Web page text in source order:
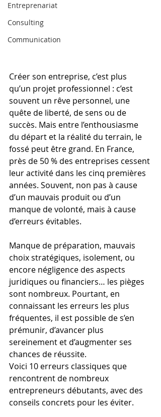
Entreprenariat
Consulting
Communication
Créer son entreprise, c’est plus
qu’un projet professionnel : c’est
souvent un rêve personnel, une
quête de liberté, de sens ou de
succès. Mais entre l’enthousiasme
du départ et la réalité du terrain, le
fossé peut être grand. En France,
près de 50 % des entreprises cessent
leur activité dans les cinq premières
années. Souvent, non pas à cause
d’un mauvais produit ou d’un
manque de volonté, mais à cause
d’erreurs évitables.
Manque de préparation, mauvais
choix stratégiques, isolement, ou
encore négligence des aspects
juridiques ou financiers… les pièges
sont nombreux. Pourtant, en
connaissant les erreurs les plus
fréquentes, il est possible de s’en
prémunir, d’avancer plus
sereinement et d’augmenter ses
chances de réussite.
Voici 10 erreurs classiques que
rencontrent de nombreux
entrepreneurs débutants, avec des
conseils concrets pour les éviter.